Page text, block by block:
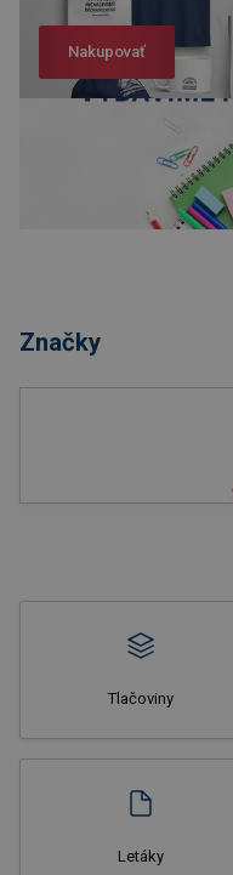
Nakupovať
Značky
Tlačoviny
Letáky